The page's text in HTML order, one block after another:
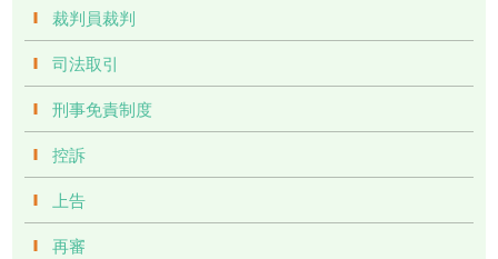
裁判員裁判
司法取引
刑事免責制度
控訴
上告
再審